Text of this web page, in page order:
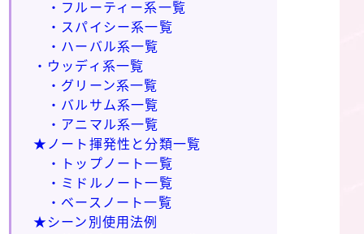
・フルーティー系一覧
・スパイシー系一覧
・ハーバル系一覧
・ウッディ系一覧
・グリーン系一覧
・バルサム系一覧
・アニマル系一覧
★ノート揮発性と分類一覧
・トップノート一覧
・ミドルノート一覧
・ベースノート一覧
★シーン別使用法例